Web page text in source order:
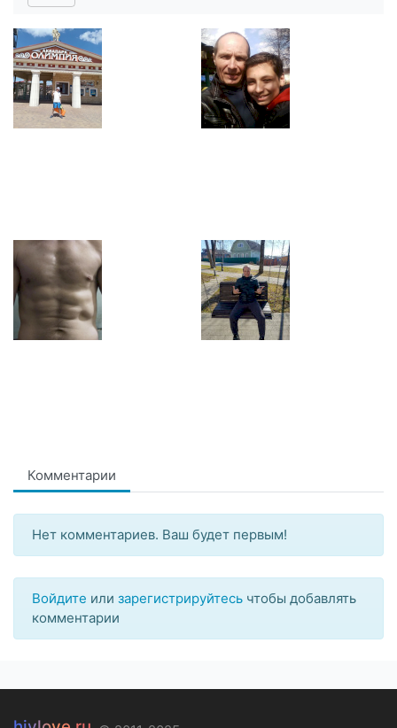
Комментарии
Нет комментариев. Ваш будет первым!
Войдите или зарегистрируйтесь чтобы добавлять
комментарии